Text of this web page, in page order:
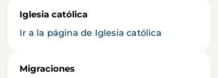
Iglesia católica
Ir a la página de Iglesia católica
Migraciones